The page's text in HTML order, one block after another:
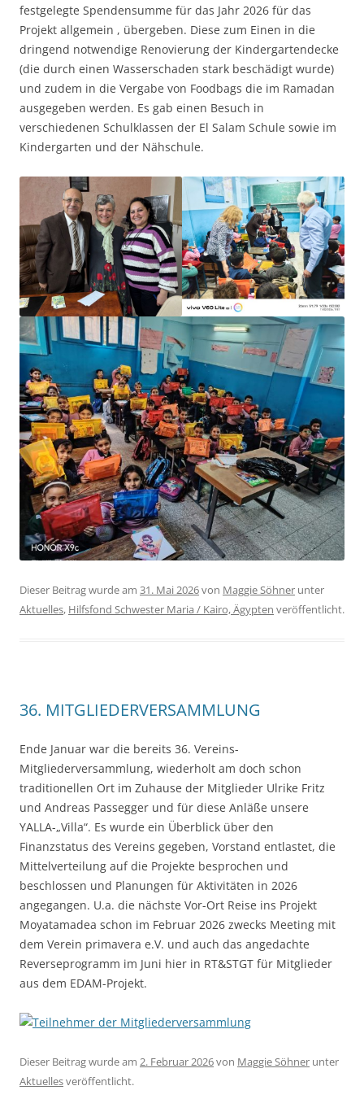
festgelegte Spendensumme für das Jahr 2026 für das
Projekt allgemein , übergeben. Diese zum Einen in die
dringend notwendige Renovierung der Kindergartendecke
(die durch einen Wasserschaden stark beschädigt wurde)
und zudem in die Vergabe von Foodbags die im Ramadan
ausgegeben werden. Es gab einen Besuch in
verschiedenen Schulklassen der El Salam Schule sowie im
Kindergarten und der Nähschule.
Dieser Beitrag wurde am 31. Mai 2026von Maggie Söhner unter
Aktuelles, Hilfsfond Schwester Maria / Kairo, Ägypten veröffentlicht.
36. MITGLIEDERVERSAMMLUNG
Ende Januar war die bereits 36. Vereins-
Mitgliederversammlung, wiederholt am doch schon
traditionellen Ort im Zuhause der Mitglieder Ulrike Fritz
und Andreas Passegger und für diese Anläße unsere
YALLA-„Villa“. Es wurde ein Überblick über den
Finanzstatus des Vereins gegeben, Vorstand entlastet, die
Mittelverteilung auf die Projekte besprochen und
beschlossen und Planungen für Aktivitäten in 2026
angegangen. U.a. die nächste Vor-Ort Reise ins Projekt
Moyatamadea schon im Februar 2026 zwecks Meeting mit
dem Verein primavera e.V. und auch das angedachte
Reverseprogramm im Juni hier in RT&STGT für Mitglieder
aus dem EDAM-Projekt.
Dieser Beitrag wurde am 2. Februar 2026von Maggie Söhner unter
Aktuellesveröffentlicht.